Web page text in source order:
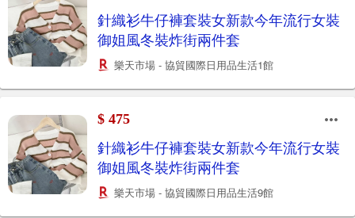
針織衫牛仔褲套裝女新款今年流行女裝
御姐風冬裝炸街兩件套
樂天市場 - 協貿國際日用品生活1館
$ 475
針織衫牛仔褲套裝女新款今年流行女裝
御姐風冬裝炸街兩件套
樂天市場 - 協貿國際日用品生活9館